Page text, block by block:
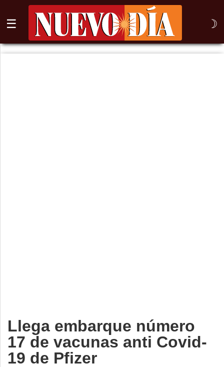
☰ ☽
⌕
Llega embarque número
17 de vacunas anti Covid-
19 de Pfizer